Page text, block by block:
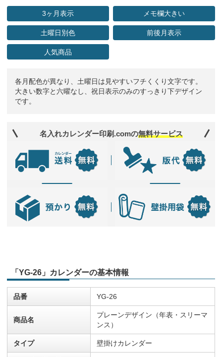
3ヶ月表示 メモ欄大きい
土曜日別色 前後月表示
人気商品
各月配色が異なり、土曜日は見やすいフチくくり文字です。
大きい数字と六曜なし、祝日表示のみのすっきり下デザイン
です。
名入れカレンダー印刷.comの無料サービス
「YG-26」カレンダーの基本情報
品番 YG-26
商品名
プレーンデザイン（年表・スリーマ
ンス）
タイプ 壁掛けカレンダー